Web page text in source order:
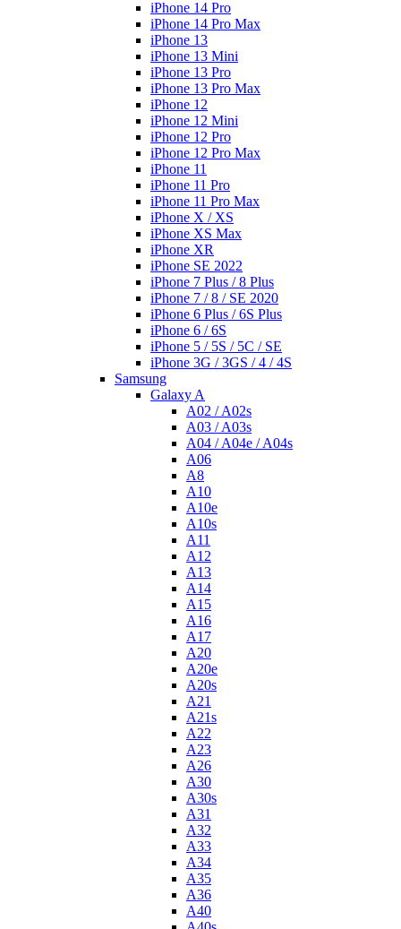
iPhone 14 Pro
iPhone 14 Pro Max
iPhone 13
iPhone 13 Mini
iPhone 13 Pro
iPhone 13 Pro Max
iPhone 12
iPhone 12 Mini
iPhone 12 Pro
iPhone 12 Pro Max
iPhone 11
iPhone 11 Pro
iPhone 11 Pro Max
iPhone X / XS
iPhone XS Max
iPhone XR
iPhone SE 2022
iPhone 7 Plus / 8 Plus
iPhone 7 / 8 / SE 2020
iPhone 6 Plus / 6S Plus
iPhone 6 / 6S
iPhone 5 / 5S / 5C / SE
iPhone 3G / 3GS / 4 / 4S
Samsung
Galaxy A
A02 / A02s
A03 / A03s
A04 / A04e / A04s
A06
A8
A10
A10e
A10s
A11
A12
A13
A14
A15
A16
A17
A20
A20e
A20s
A21
A21s
A22
A23
A26
A30
A30s
A31
A32
A33
A34
A35
A36
A40